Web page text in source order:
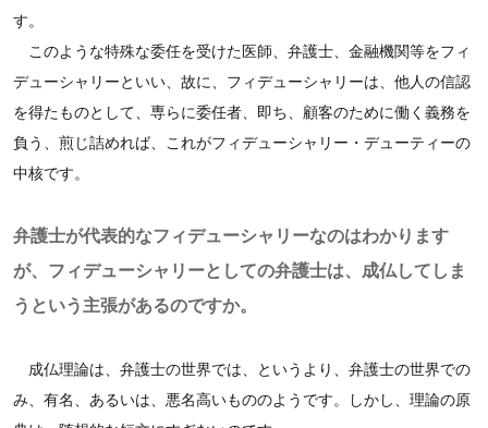
す。
このような特殊な委任を受けた医師、弁護士、金融機関等をフィ
デューシャリーといい、故に、フィデューシャリーは、他人の信認
を得たものとして、専らに委任者、即ち、顧客のために働く義務を
負う、煎じ詰めれば、これがフィデューシャリー・デューティーの
中核です。
弁護士が代表的なフィデューシャリーなのはわかります
が、フィデューシャリーとしての弁護士は、成仏してしま
うという主張があるのですか。
成仏理論は、弁護士の世界では、というより、弁護士の世界での
み、有名、あるいは、悪名高いもののようです。しかし、理論の原